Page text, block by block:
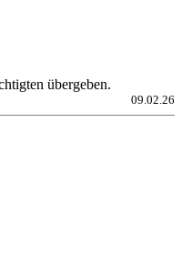
übergeben.
09.02.26